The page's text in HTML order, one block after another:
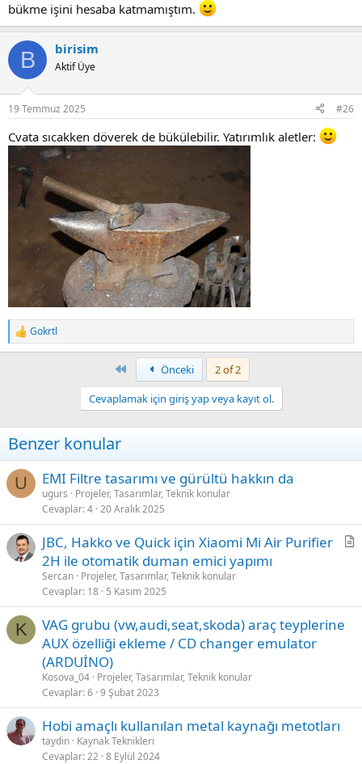
bükme işini hesaba katmamıştım.
B birisim
Aktif Üye
19 Temmuz 2025 #26
Cvata sıcakken döverek de bükülebilir. Yatırımlık aletler:
R
e
n
s
:
Gokrtl
Önceki
2 of 2
Cevaplamak için giriş yap veya kayıt ol.
Benzer konular
U EMI Filtre tasarımı ve gürültü hakkın da
ugurs
Projeler, Tasarımlar, Teknik konular
Cevaplar 4 20 Aralık 2025
l
JBC, Hakko ve Quick için Xiaomi Mi Air Purifier
2H ile otomatik duman emici yapımı
Sercan Projeler, Tasarımlar, Teknik konular
Cevaplar 18 5 Kasım 2025
K
VAG grubu (vw,audi,seat,skoda) araç teyplerine
AUX özelliği ekleme / CD changer emulator
(ARDUİNO)
Kosova_04 Projeler, Tasarımlar, Teknik konular
Cevaplar 6 9 Şubat 2023
Hobi amaçlı kullanılan metal kaynağı metotları
taydin Kaynak Teknikleri
Cevaplar 22 8 Eylül 2024